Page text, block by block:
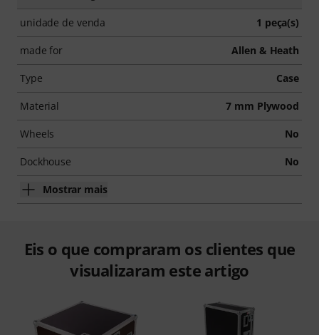
unidade de venda 1 peça(s)
made for Allen & Heath
Type Case
Material 7 mm Plywood
Wheels No
Dockhouse No
Mostrar mais
Eis o que compraram os clientes que
visualizaram este artigo